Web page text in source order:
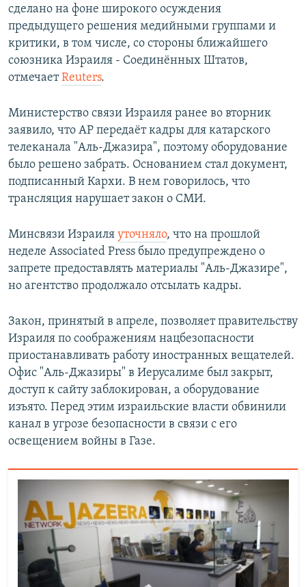
сделано на фоне широкого осуждения
предыдущего решения медийными группами и
критики, в том числе, со стороны ближайшего
союзника Израиля - Соединённых Штатов,
отмечаетReuters.
Министерство связи Израиля ранее во вторник
заявило, что AP передаёт кадры для катарского
телеканала "Аль-Джазира", поэтому оборудование
было решено забрать. Основанием стал документ,
подписанный Кархи. В нем говорилось, что
трансляция нарушает закон о СМИ.
Минсвязи Израиля уточняло, что на прошлой
неделе Associated Press было предупреждено о
запрете предоставлять материалы "Аль-Джазире",
но агентство продолжало отсылать кадры.
Закон, принятый в апреле, позволяет правительству
Израиля по соображениям нацбезопасности
приостанавливать работу иностранных вещателей.
Офис "Аль-Джазиры" в Иерусалиме был закрыт,
доступ к сайту заблокирован, а оборудование
изъято. Перед этим израильские власти обвинили
канал в угрозе безопасности в связи с его
освещением войны в Газе.